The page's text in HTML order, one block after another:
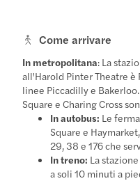
Come arrivare
In metropolitana: La
all'Harold Pinter Theatre è
linee Piccadilly e
Square e Charing Cross
In autobus: Le
Square e
29, 38 e 176 che
In treno: La
a soli 10 minuti a